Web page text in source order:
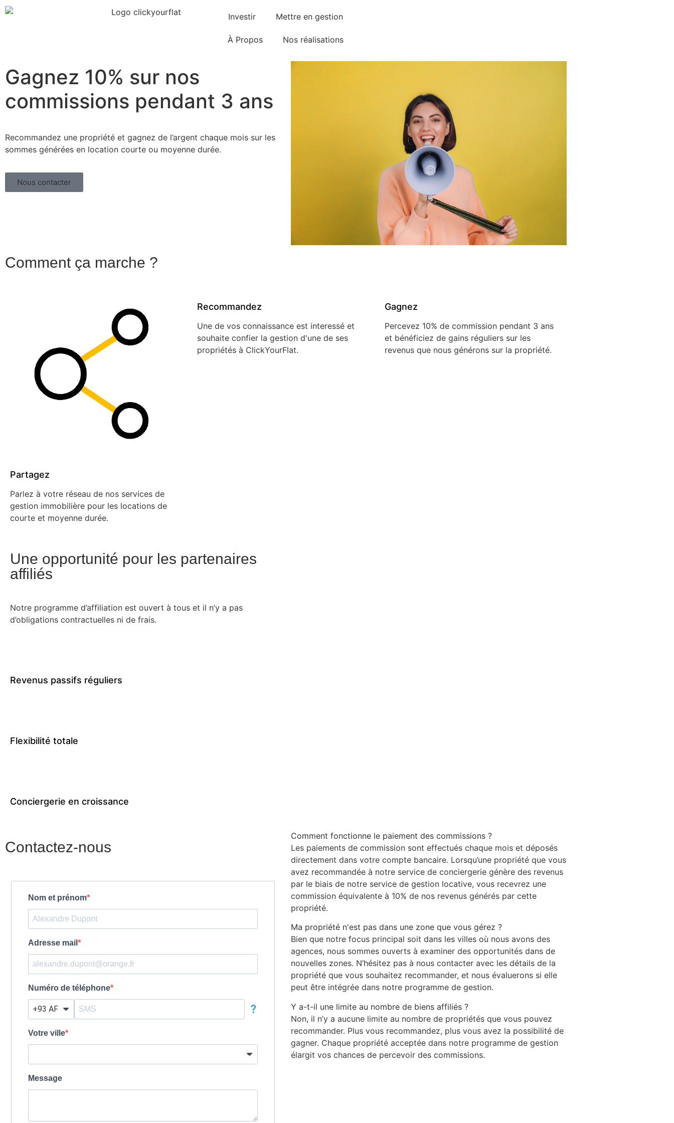
Investir Mettre en gestion
À Propos Nos réalisations
Gagnez 10% sur nos
commissions pendant 3 ans
Recommandez une propriété et gagnez de l’argent chaque mois sur les
sommes générées en location courte ou moyenne durée.
Nous contacter
Comment ça marche ?
Partagez
Parlez à votre réseau de nos services de
gestion immobilière pour les locations de
courte et moyenne durée.
Recommandez
Une de vos connaissance est interessé et
souhaite confier la gestion d'une de ses
propriétés à ClickYourFlat.
Gagnez
Percevez 10% de commission pendant 3 ans
et bénéficiez de gains réguliers sur les
revenus que nous générons sur la propriété.
Une opportunité pour les partenaires
affiliés
Notre programme d’affiliation est ouvert à tous et il n’y a pas
d’obligations contractuelles ni de frais.
Revenus passifs réguliers
Flexibilité totale
Conciergerie en croissance
Contactez-nous
Nom et prénom
Adresse mail
Numéro de téléphone
?
Votre ville
Message
Comment fonctionne le paiement des commissions ?
Les paiements de commission sont effectués chaque mois et déposés
directement dans votre compte bancaire. Lorsqu’une propriété que vous
avez recommandée à notre service de conciergerie génère des revenus
par le biais de notre service de gestion locative, vous recevrez une
commission équivalente à 10% de nos revenus générés par cette
propriété.
Ma propriété n'est pas dans une zone que vous gérez ?
Bien que notre focus principal soit dans les villes où nous avons des
agences, nous sommes ouverts à examiner des opportunités dans de
nouvelles zones. N’hésitez pas à nous contacter avec les détails de la
propriété que vous souhaitez recommander, et nous évaluerons si elle
peut être intégrée dans notre programme de gestion.
Y a-t-il une limite au nombre de biens affiliés ?
Non, il n’y a aucune limite au nombre de propriétés que vous pouvez
recommander. Plus vous recommandez, plus vous avez la possibilité de
gagner. Chaque propriété acceptée dans notre programme de gestion
élargit vos chances de percevoir des commissions.